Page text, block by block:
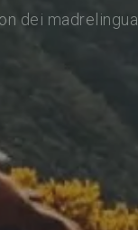
dei madrelingua